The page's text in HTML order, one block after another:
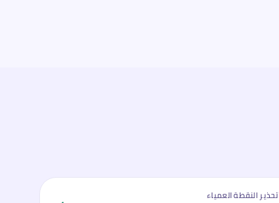
تحذير النقطة العمياء